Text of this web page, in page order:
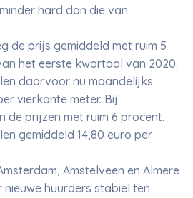
hard dan die van
de prijs gemiddeld met ruim 5
het eerste kwartaal van 2020.
daarvoor nu maandelijks
vierkante meter. Bij
de prijzen met ruim 6 procent.
gemiddeld 14,80 euro per
Amstelveen en Almere
huurders stabiel ten